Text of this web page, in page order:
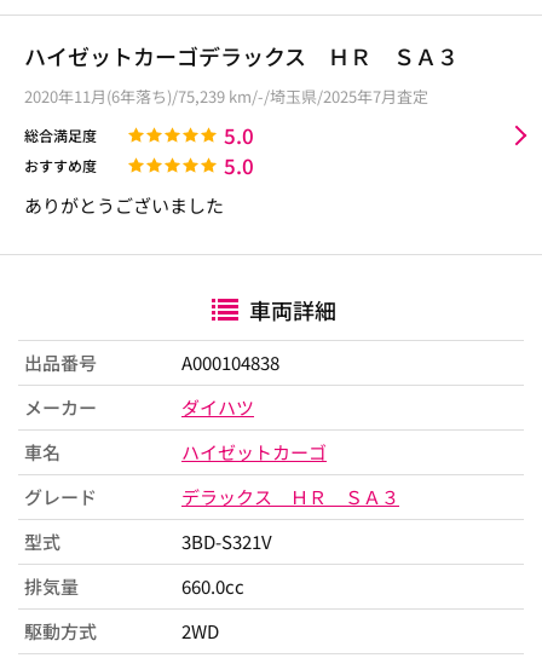
ハイゼットカーゴデラックス ＨＲ ＳＡ３
2020年11月(6年落ち)/75,239 km/-/埼玉県/2025年7月査定
総合満足度 5.0
おすすめ度 5.0
ありがとうございました
車両詳細
出品番号
A000104838
メーカー
ダイハツ
車名
ハイゼットカーゴ
グレード
デラックス ＨＲ ＳＡ３
型式
3BD-S321V
排気量
660.0cc
駆動方式
2WD